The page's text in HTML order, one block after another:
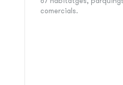
comercials.